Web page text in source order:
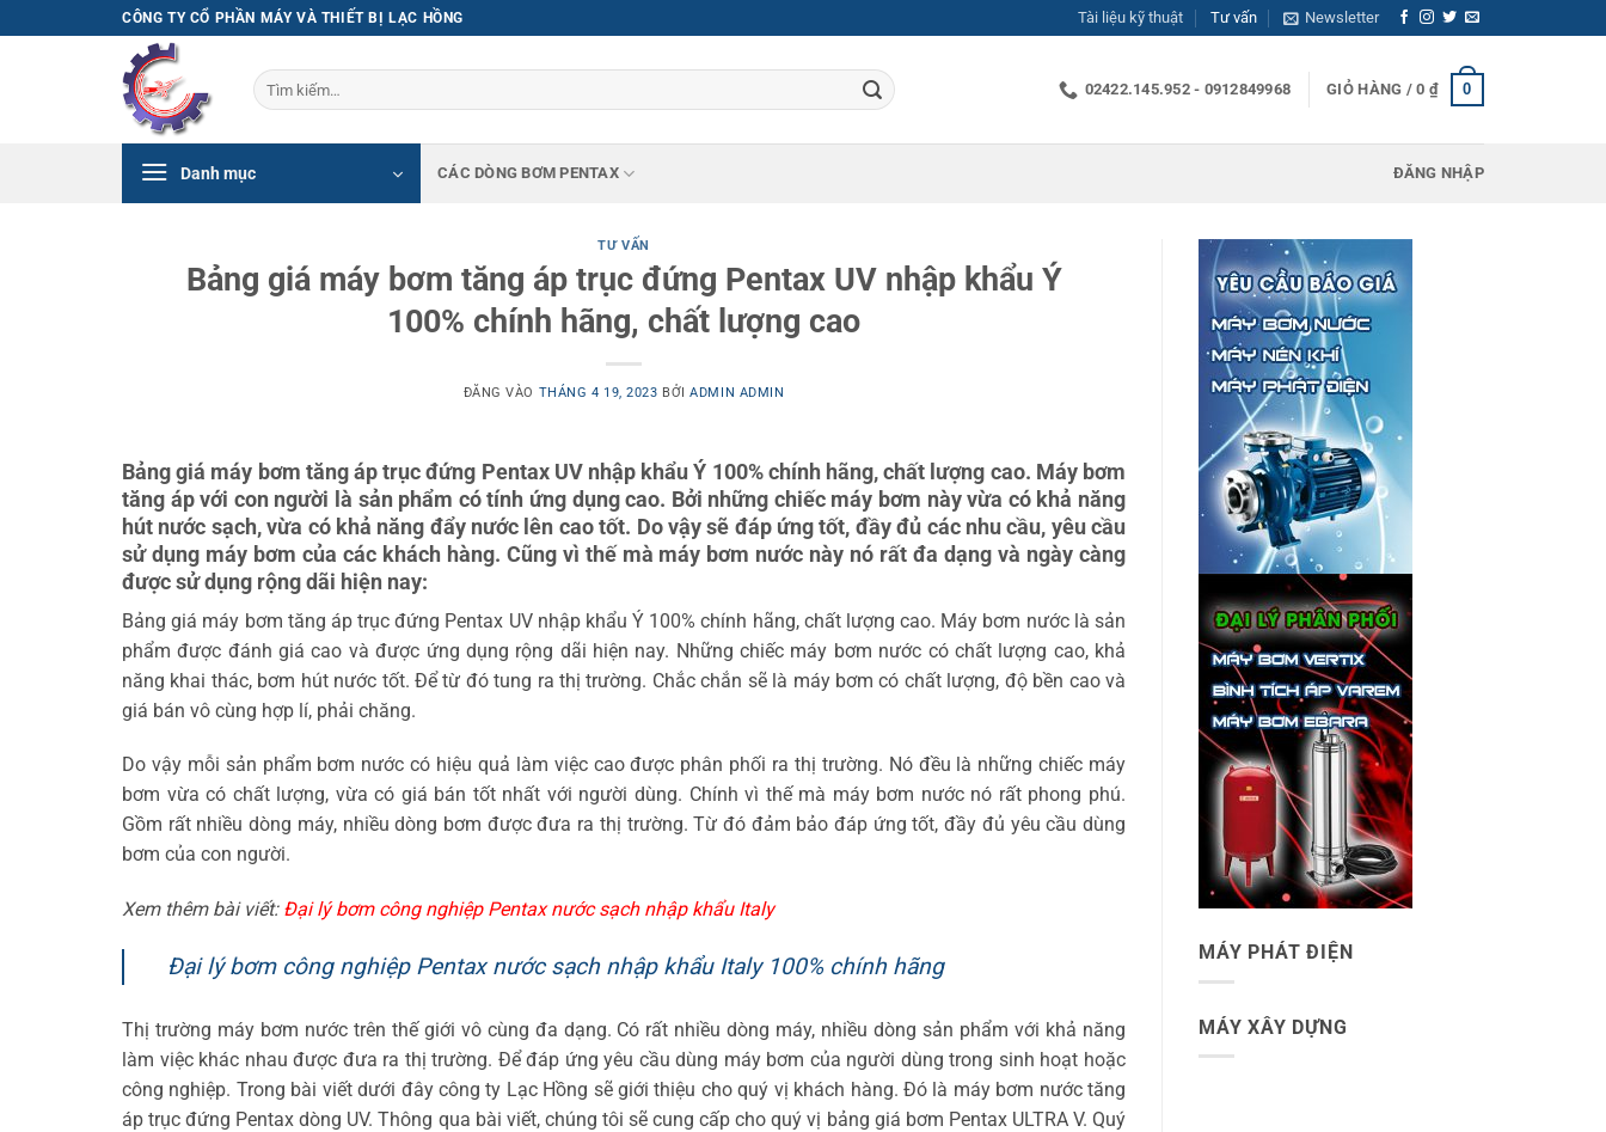
qua
CÔNG TY CỔ PHẦN MÁY VÀ THIẾT BỊ LẠC HỒNG Tài liệu kỹ thuật Tư vấn Newsletter
Tìm
kiếm:
02422.145.952 - 0912849968 GIỎ HÀNG /0 ₫ 0
Danh mục CÁC DÒNG BƠM PENTAX ĐĂNG NHẬP
TƯ VẤN
Bảng giá máy bơm tăng áp trục đứng Pentax UV nhập khẩu Ý
100% chính hãng, chất lượng cao
ĐĂNG VÀO THÁNG 4 19, 2023 BỞIADMIN ADMIN
Bảng giá máy bơm tăng áp trục đứng Pentax UV nhập khẩu Ý 100% chính hãng, chất lượng cao. Máy bơm
tăng áp với con người là sản phẩm có tính ứng dụng cao. Bởi những chiếc máy bơm này vừa có khả năng
hút nước sạch, vừa có khả năng đẩy nước lên cao tốt. Do vậy sẽ đáp ứng tốt, đầy đủ các nhu cầu, yêu cầu
sử dụng máy bơm của các khách hàng. Cũng vì thế mà máy bơm nước này nó rất đa dạng và ngày càng
được sử dụng rộng dãi hiện nay:
Bảng giá máy bơm tăng áp trục đứng Pentax UV nhập khẩu Ý 100% chính hãng, chất lượng cao. Máy bơm nước là sản
phẩm được đánh giá cao và được ứng dụng rộng dãi hiện nay. Những chiếc máy bơm nước có chất lượng cao, khả
năng khai thác, bơm hút nước tốt. Để từ đó tung ra thị trường. Chắc chắn sẽ là máy bơm có chất lượng, độ bền cao và
giá bán vô cùng hợp lí, phải chăng.
Do vậy mỗi sản phẩm bơm nước có hiệu quả làm việc cao được phân phối ra thị trường. Nó đều là những chiếc máy
bơm vừa có chất lượng, vừa có giá bán tốt nhất với người dùng. Chính vì thế mà máy bơm nước nó rất phong phú.
Gồm rất nhiều dòng máy, nhiều dòng bơm được đưa ra thị trường. Từ đó đảm bảo đáp ứng tốt, đầy đủ yêu cầu dùng
bơm của con người.
Xem thêm bài viết: Đại lý bơm công nghiệp Pentax nước sạch nhập khẩu Italy
Đại lý bơm công nghiệp Pentax nước sạch nhập khẩu Italy 100% chính hãng
Thị trường máy bơm nước trên thế giới vô cùng đa dạng. Có rất nhiều dòng máy, nhiều dòng sản phẩm với khả năng
làm việc khác nhau được đưa ra thị trường. Để đáp ứng yêu cầu dùng máy bơm của người dùng trong sinh hoạt hoặc
công nghiệp. Trong bài viết dưới đây công ty Lạc Hồng sẽ giới thiệu cho quý vị khách hàng. Đó là máy bơm nước tăng
áp trục đứng Pentax dòng UV. Thông qua bài viết, chúng tôi sẽ cung cấp cho quý vị bảng giá bơm Pentax ULTRA V. Quý
MÁY PHÁT ĐIỆN
MÁY XÂY DỰNG